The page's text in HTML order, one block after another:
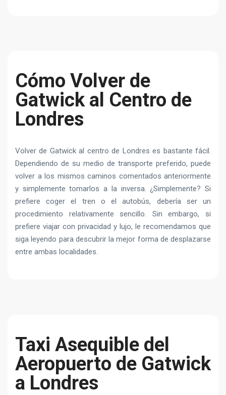
Cómo Volver de
Gatwick al Centro de
Londres
Volver de Gatwick al centro de Londres es bastante fácil.
Dependiendo de su medio de transporte preferido, puede
volver a los mismos caminos comentados anteriormente
y simplemente tomarlos a la inversa. ¿Simplemente? Si
prefiere coger el tren o el autobús, debería ser un
procedimiento relativamente sencillo. Sin embargo, si
prefiere viajar con privacidad y lujo, le recomendamos que
siga leyendo para descubrir la mejor forma de desplazarse
entre ambas localidades.
Taxi Asequible del
Aeropuerto de Gatwick
a Londres